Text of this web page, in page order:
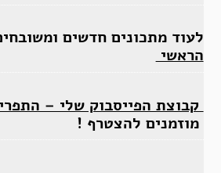
לעוד מתכונים חדשים
הראשי
קבוצת הפייסבוק שלי –
מוזמנים להצטרף !